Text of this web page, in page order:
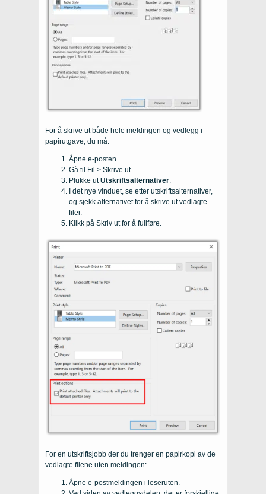
For å skrive ut både hele meldingen og vedlegg i
papirutgave, du må:
Åpne e-posten.
Gå til Fil > Skrive ut.
Plukke utUtskriftsalternativer.
I det nye vinduet, se etter utskriftsalternativer,
og sjekk alternativet for å skrive ut vedlagte
filer.
Klikk på Skriv ut for å fullføre.
For en utskriftsjobb der du trenger en papirkopi av de
vedlagte filene uten meldingen:
Åpne e-postmeldingen i leseruten.